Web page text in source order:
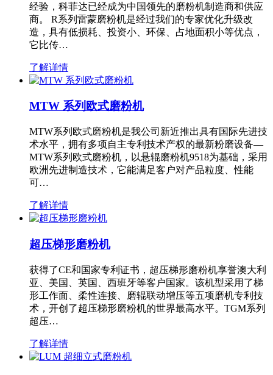
经验，科菲达已经成为中国领先的磨粉机制造商和供应
商。 R系列雷蒙磨粉机是经过我们的专家优化升级改
造，具有低损耗、投资小、环保、占地面积小等优点，
它比传…
了解详情
MTW 系列欧式磨粉机
MTW系列欧式磨粉机是我公司新近推出具有国际先进技
术水平，拥有多项自主专利技术产权的最新粉磨设备—
MTW系列欧式磨粉机，以悬辊磨粉机9518为基础，采用
欧洲先进制造技术，它能满足客户对产品粒度、性能
可…
了解详情
超压梯形磨粉机
获得了CE和国家专利证书，超压梯形磨粉机享誉澳大利
亚、美国、英国、西班牙等客户国家。该机型采用了梯
形工作面、柔性连接、磨辊联动增压等五项磨机专利技
术，开创了超压梯形磨粉机的世界最高水平。TGM系列
超压…
了解详情